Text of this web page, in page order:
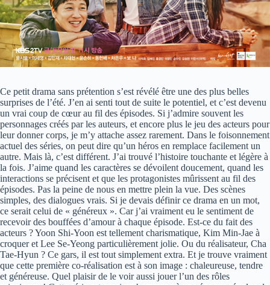
Ce petit drama sans prétention s’est révélé être une des plus belles
surprises de l’été. J’en ai senti tout de suite le potentiel, et c’est devenu
un vrai coup de cœur au fil des épisodes. Si j’admire souvent les
personnages créés par les auteurs, et encore plus le jeu des acteurs pour
leur donner corps, je m’y attache assez rarement. Dans le foisonnement
actuel des séries, on peut dire qu’un héros en remplace facilement un
autre. Mais là, c’est différent. J’ai trouvé l’histoire touchante et légère à
la fois. J’aime quand les caractères se dévoilent doucement, quand les
interactions se précisent et que les protagonistes mûrissent au fil des
épisodes. Pas la peine de nous en mettre plein la vue. Des scènes
simples, des dialogues vrais. Si je devais définir ce drama en un mot,
ce serait celui de « généreux ». Car j’ai vraiment eu le sentiment de
recevoir des bouffées d’amour à chaque épisode. Est-ce du fait des
acteurs ? Yoon Shi-Yoon est tellement charismatique, Kim Min-Jae à
croquer et Lee Se-Yeong particulièrement jolie. Ou du réalisateur, Cha
Tae-Hyun ? Ce gars, il est tout simplement extra. Et je trouve vraiment
que cette première co-réalisation est à son image : chaleureuse, tendre
et généreuse. Quel plaisir de le voir aussi jouer l’un des rôles